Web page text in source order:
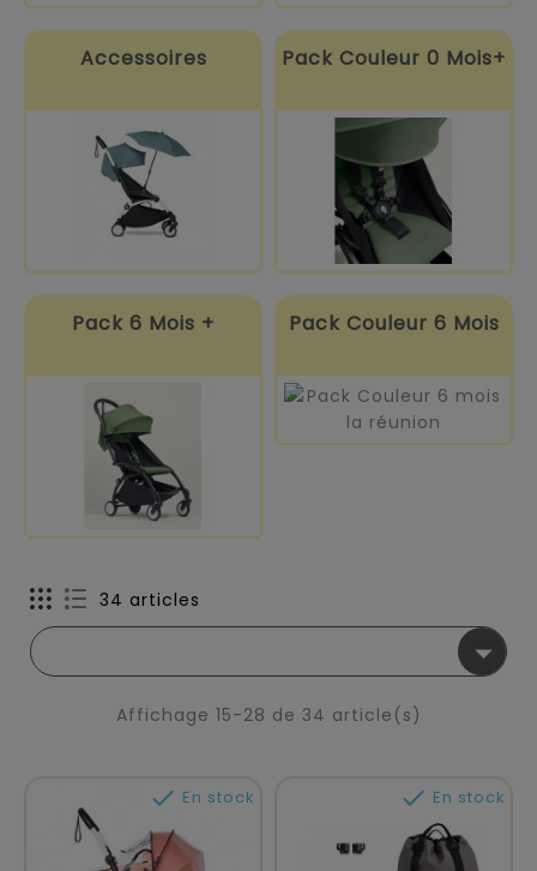
Accessoires Pack Couleur 0 Mois+
Pack 6 Mois + Pack Couleur 6 Mois
34 articles

Affichage 15-28 de 34 article(s)
 En stock  En stock